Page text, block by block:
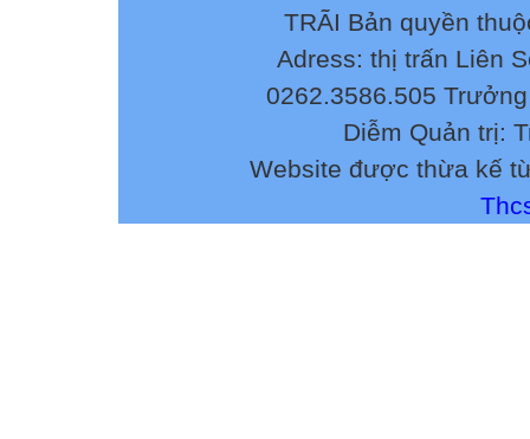
TRÃI Bản quyền
Adress: thị trấn Liên
0262.3586.505
Diễm Quản trị:
Website được thừa kế